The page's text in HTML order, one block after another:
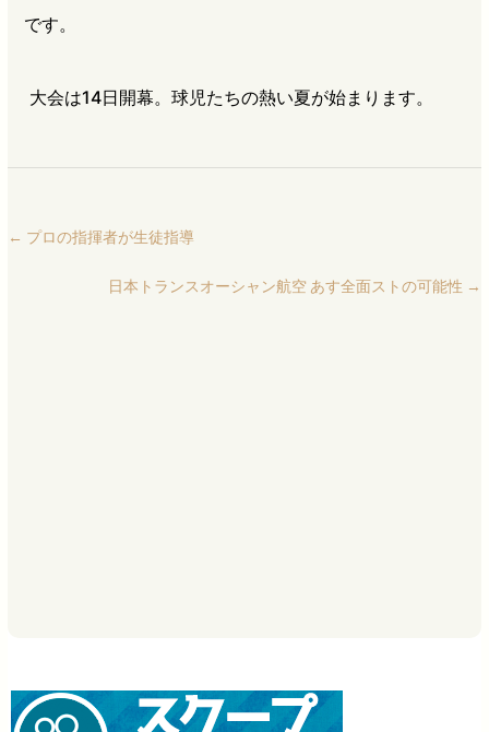
です。
大会は14日開幕。球児たちの熱い夏が始まります。
← プロの指揮者が生徒指導
日本トランスオーシャン航空 あす全面ストの可能性 →